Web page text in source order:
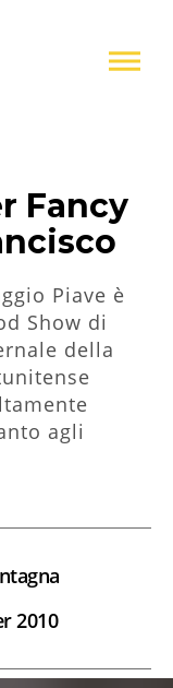
Fancy
Piave è
Show di
della
agli
2010